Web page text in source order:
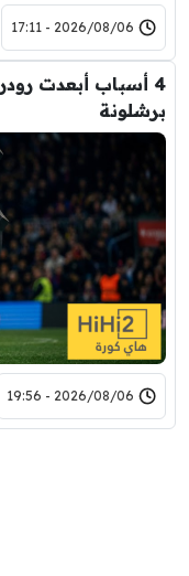
2026/08/06 - 17:11
أبعدت رودري عن
2026/08/06 - 19:56